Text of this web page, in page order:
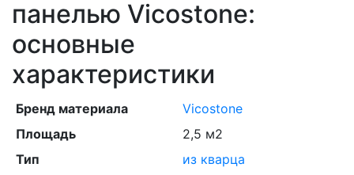
панелью Vicostone:
основные
характеристики
Бренд материала
Vicostone
Площадь
2,5 м2
Тип
из кварца